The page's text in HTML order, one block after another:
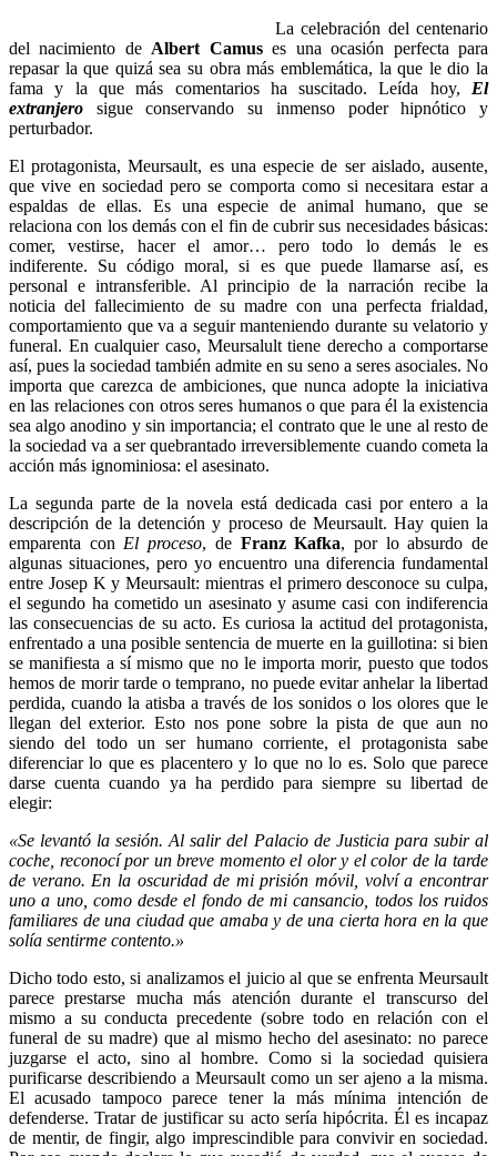
La celebración del centenario
del nacimiento de Albert Camuses una ocasión perfecta para
repasar la que quizá sea su obra más emblemática, la que le dio la
fama y la que más comentarios ha suscitado. Leída hoy, El
extranjero sigue conservando su inmenso poder hipnótico y
perturbador.
El protagonista, Meursault, es una especie de ser aislado, ausente,
que vive en sociedad pero se comporta como si necesitara estar a
espaldas de ellas. Es una especie de animal humano, que se
relaciona con los demás con el fin de cubrir sus necesidades básicas:
comer, vestirse, hacer el amor… pero todo lo demás le es
indiferente. Su código moral, si es que puede llamarse así, es
personal e intransferible. Al principio de la narración recibe la
noticia del fallecimiento de su madre con una perfecta frialdad,
comportamiento que va a seguir manteniendo durante su velatorio y
funeral. En cualquier caso, Meursalult tiene derecho a comportarse
así, pues la sociedad también admite en su seno a seres asociales. No
importa que carezca de ambiciones, que nunca adopte la iniciativa
en las relaciones con otros seres humanos o que para él la existencia
sea algo anodino y sin importancia; el contrato que le une al resto de
la sociedad va a ser quebrantado irreversiblemente cuando cometa la
acción más ignominiosa: el asesinato.
La segunda parte de la novela está dedicada casi por entero a la
descripción de la detención y proceso de Meursault. Hay quien la
emparenta con El proceso, de Franz Kafka, por lo absurdo de
algunas situaciones, pero yo encuentro una diferencia fundamental
entre Josep K y Meursault: mientras el primero desconoce su culpa,
el segundo ha cometido un asesinato y asume casi con indiferencia
las consecuencias de su acto. Es curiosa la actitud del protagonista,
enfrentado a una posible sentencia de muerte en la guillotina: si bien
se manifiesta a sí mismo que no le importa morir, puesto que todos
hemos de morir tarde o temprano, no puede evitar anhelar la libertad
perdida, cuando la atisba a través de los sonidos o los olores que le
llegan del exterior. Esto nos pone sobre la pista de que aun no
siendo del todo un ser humano corriente, el protagonista sabe
diferenciar lo que es placentero y lo que no lo es. Solo que parece
darse cuenta cuando ya ha perdido para siempre su libertad de
elegir:
«Se levantó la sesión. Al salir del Palacio de Justicia para subir al
coche, reconocí por un breve momento el olor y el color de la tarde
de verano. En la oscuridad de mi prisión móvil, volví a encontrar
uno a uno, como desde el fondo de mi cansancio, todos los ruidos
familiares de una ciudad que amaba y de una cierta hora en la que
solía sentirme contento.»
Dicho todo esto, si analizamos el juicio al que se enfrenta Meursault
parece prestarse mucha más atención durante el transcurso del
mismo a su conducta precedente (sobre todo en relación con el
funeral de su madre) que al mismo hecho del asesinato: no parece
juzgarse el acto, sino al hombre. Como si la sociedad quisiera
purificarse describiendo a Meursault como un ser ajeno a la misma.
El acusado tampoco parece tener la más mínima intención de
defenderse. Tratar de justificar su acto sería hipócrita. Él es incapaz
de mentir, de fingir, algo imprescindible para convivir en sociedad.